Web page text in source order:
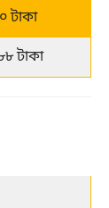
টাকা
টাকা